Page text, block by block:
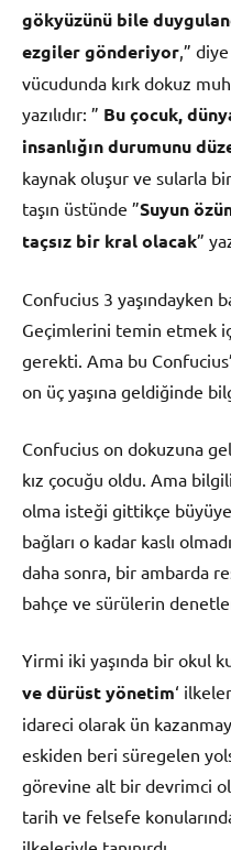
gökyüzünü bile
ezgiler gönderiyor ,”
vücudunda kırk dokuz
yazılıdır: ” Bu çocuk,
insanlığın durumunu
kaynak oluşur ve sularla
taşın üstünde ”Suyun
taçsız bir kral olacak”
Confucius 3 yaşındayken
Geçimlerini temin etmek
gerekti. Ama bu
on üç yaşına geldiğinde
Confucius on dokuzuna
kız çocuğu oldu. Ama
olma isteği gittikçe
bağları o kadar kaslı
daha sonra, bir ambarda
bahçe ve sürülerin
Yirmi iki yaşında bir okul
ve dürüst yönetim‘
idareci olarak ün
eskiden beri süregelen
görevine alt bir devrimci
tarih ve felsefe